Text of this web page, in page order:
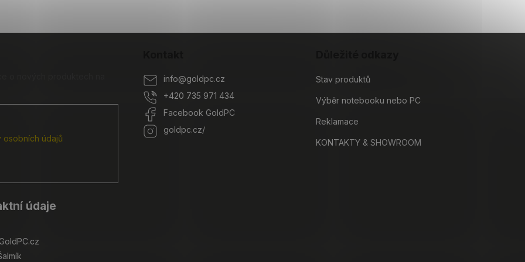
osobních údajů
info@goldpc.cz
+420 735 971 434
Facebook GoldPC
goldpc.cz/
Stav produktů
Výběr notebooku nebo PC
Reklamace
KONTAKTY & SHOWROOM
údaje